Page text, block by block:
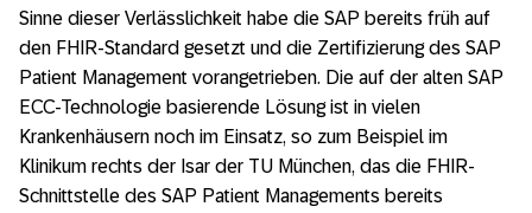
Sinne dieser Verlässlichkeit habe die SAP bereits früh auf
den FHIR-Standard gesetzt und die Zertifizierung des SAP
Patient Management vorangetrieben. Die auf der alten SAP
ECC-Technologie basierende Lösung ist in vielen
Krankenhäusern noch im Einsatz, so zum Beispiel im
Klinikum rechts der Isar der TU München, das die FHIR-
Schnittstelle des SAP Patient Managements bereits